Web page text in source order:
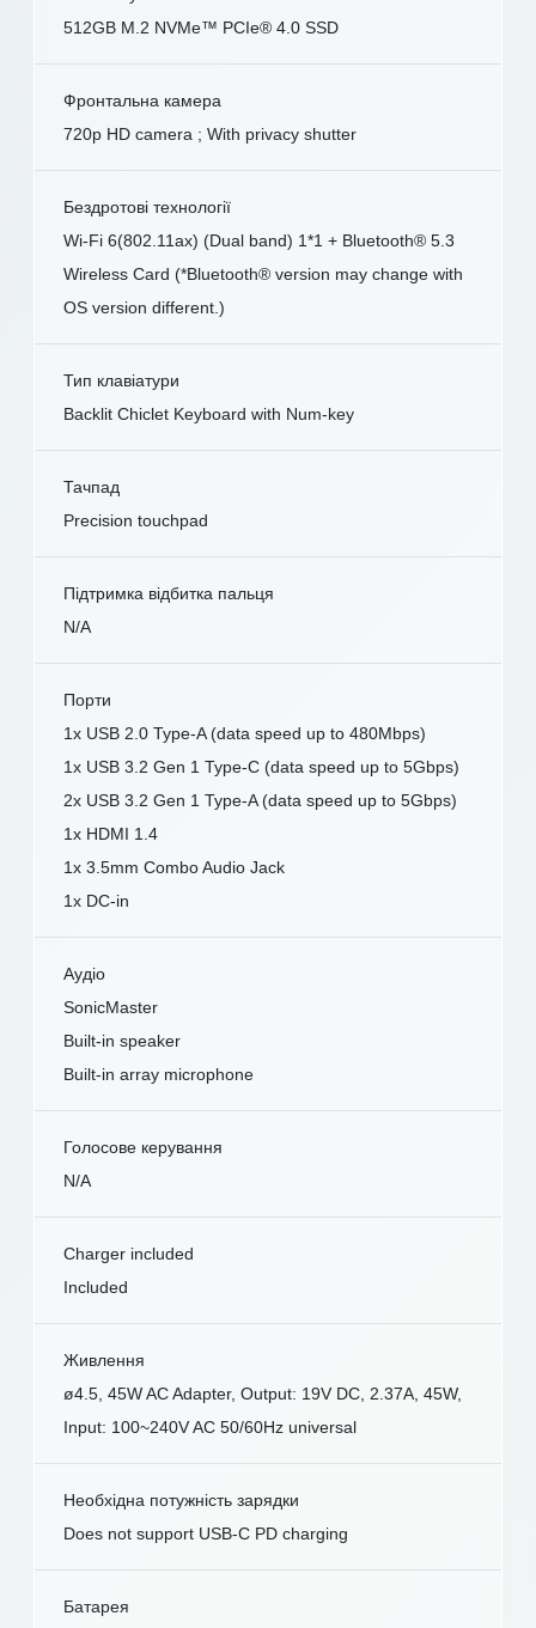
512GB M.2 NVMe™ PCIe® 4.0 SSD
Фронтальна камера
720p HD camera ; With privacy shutter
Бездротові технології
Wi-Fi 6(802.11ax) (Dual band) 1*1 + Bluetooth® 5.3
Wireless Card (*Bluetooth® version may change with
OS version different.)
Тип клавіатури
Backlit Chiclet Keyboard with Num-key
Тачпад
Precision touchpad
Підтримка відбитка пальця
N/A
Порти
1x USB 2.0 Type-A (data speed up to 480Mbps)
1x USB 3.2 Gen 1 Type-C (data speed up to 5Gbps)
2x USB 3.2 Gen 1 Type-A (data speed up to 5Gbps)
1x HDMI 1.4
1x 3.5mm Combo Audio Jack
1x DC-in
Аудіо
SonicMaster
Built-in speaker
Built-in array microphone
Голосове керування
N/A
Charger included
Included
Живлення
ø4.5, 45W AC Adapter, Output: 19V DC, 2.37A, 45W,
Input: 100~240V AC 50/60Hz universal
Необхідна потужність зарядки
Does not support USB-C PD charging
Батарея